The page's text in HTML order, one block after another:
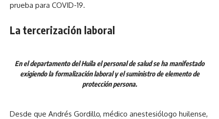
prueba para COVID-19.
La tercerización laboral
En el departamento del Huila el personal de salud se ha manifestado
exigiendo la formalización laboral y el suministro de elemento de
protección persona.
Desde que Andrés Gordillo, médico anestesiólogo huilense,